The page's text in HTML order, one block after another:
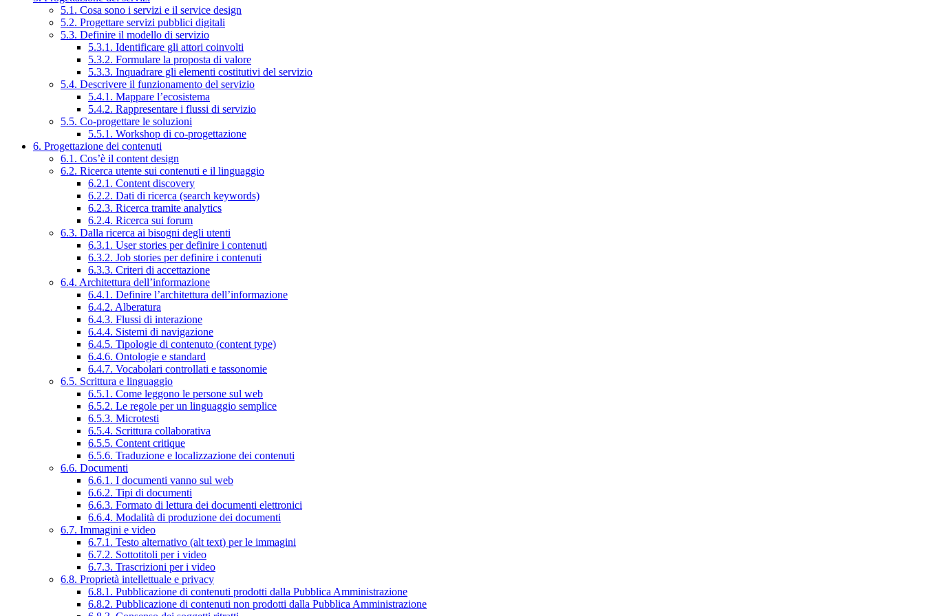
5.1. Cosa sono i servizi e il service design
5.2. Progettare servizi pubblici digitali
5.3. Definire il modello di servizio
5.3.1. Identificare gli attori coinvolti
5.3.2. Formulare la proposta di valore
5.3.3. Inquadrare gli elementi costitutivi del servizio
5.4. Descrivere il funzionamento del servizio
5.4.1. Mappare l’ecosistema
5.4.2. Rappresentare i flussi di servizio
5.5. Co-progettare le soluzioni
5.5.1. Workshop di co-progettazione
6. Progettazione dei contenuti
6.1. Cos’è il content design
6.2. Ricerca utente sui contenuti e il linguaggio
6.2.1. Content discovery
6.2.2. Dati di ricerca (search keywords)
6.2.3. Ricerca tramite analytics
6.2.4. Ricerca sui forum
6.3. Dalla ricerca ai bisogni degli utenti
6.3.1. User stories per definire i contenuti
6.3.2. Job stories per definire i contenuti
6.3.3. Criteri di accettazione
6.4. Architettura dell’informazione
6.4.1. Definire l’architettura dell’informazione
6.4.2. Alberatura
6.4.3. Flussi di interazione
6.4.4. Sistemi di navigazione
6.4.5. Tipologie di contenuto (content type)
6.4.6. Ontologie e standard
6.4.7. Vocabolari controllati e tassonomie
6.5. Scrittura e linguaggio
6.5.1. Come leggono le persone sul web
6.5.2. Le regole per un linguaggio semplice
6.5.3. Microtesti
6.5.4. Scrittura collaborativa
6.5.5. Content critique
6.5.6. Traduzione e localizzazione dei contenuti
6.6. Documenti
6.6.1. I documenti vanno sul web
6.6.2. Tipi di documenti
6.6.3. Formato di lettura dei documenti elettronici
6.6.4. Modalità di produzione dei documenti
6.7. Immagini e video
6.7.1. Testo alternativo (alt text) per le immagini
6.7.2. Sottotitoli per i video
6.7.3. Trascrizioni per i video
6.8. Proprietà intellettuale e privacy
6.8.1. Pubblicazione di contenuti prodotti dalla Pubblica Amministrazione
6.8.2. Pubblicazione di contenuti non prodotti dalla Pubblica Amministrazione